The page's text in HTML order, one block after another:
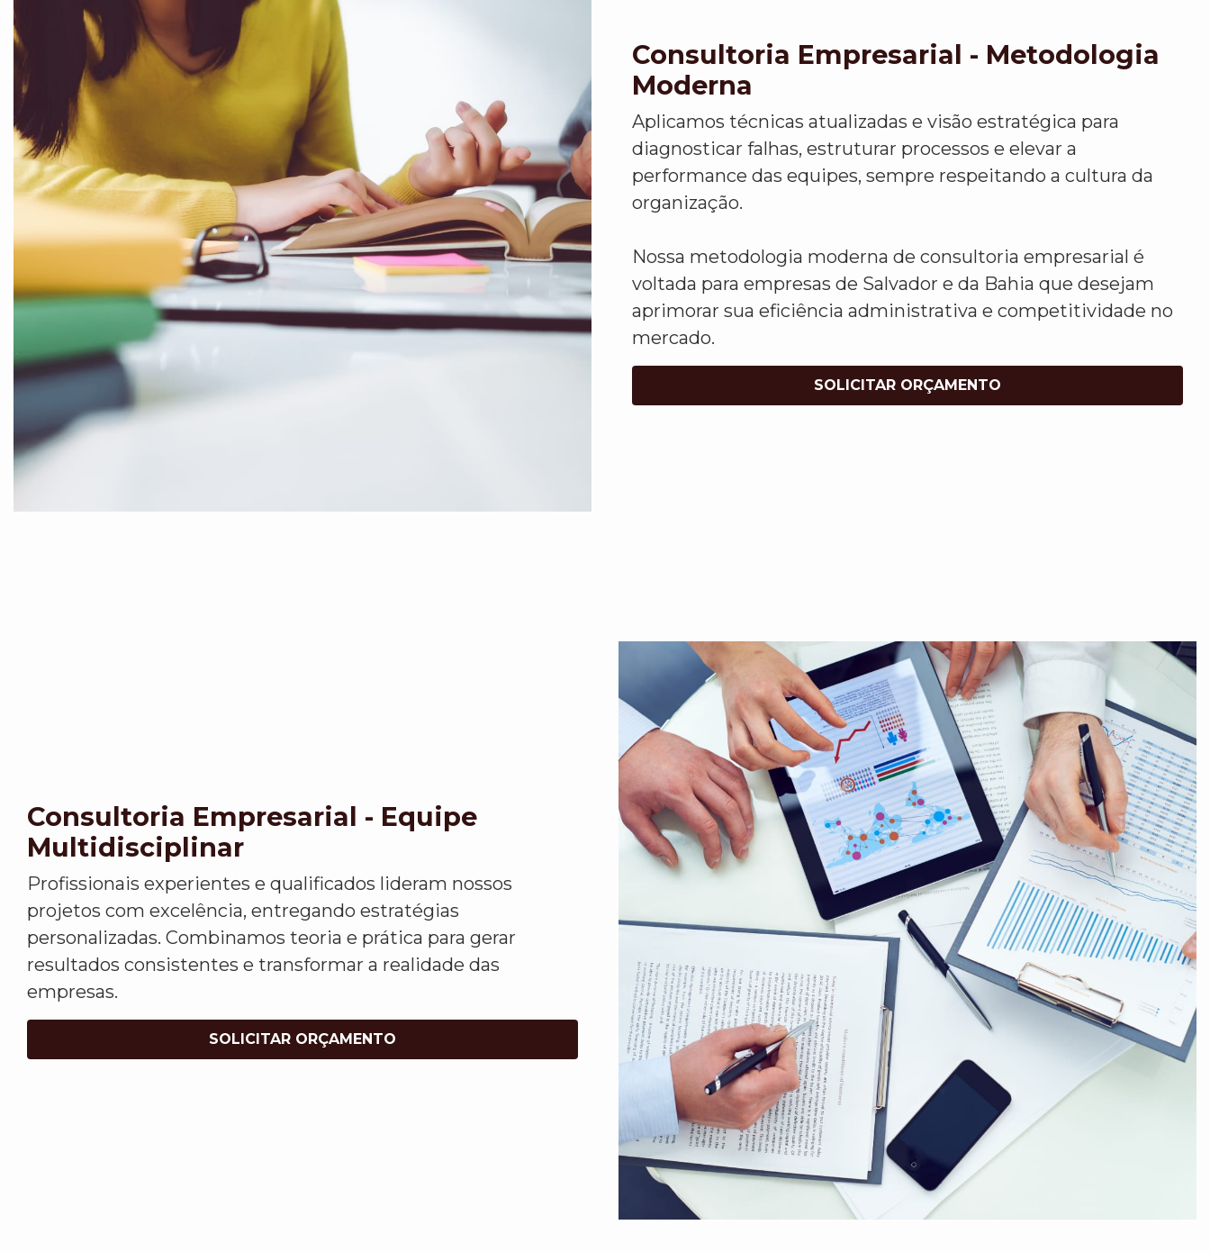
Consultoria Empresarial - Metodologia
Moderna
Aplicamos técnicas atualizadas e visão estratégica para
diagnosticar falhas, estruturar processos e elevar a
performance das equipes, sempre respeitando a cultura da
organização.
Nossa metodologia moderna de consultoria empresarial é
voltada para empresas de Salvador e da Bahia que desejam
aprimorar sua eficiência administrativa e competitividade no
mercado.
SOLICITAR ORÇAMENTO
Consultoria Empresarial - Equipe
Multidisciplinar
Profissionais experientes e qualificados lideram nossos
projetos com excelência, entregando estratégias
personalizadas. Combinamos teoria e prática para gerar
resultados consistentes e transformar a realidade das
empresas.
SOLICITAR ORÇAMENTO